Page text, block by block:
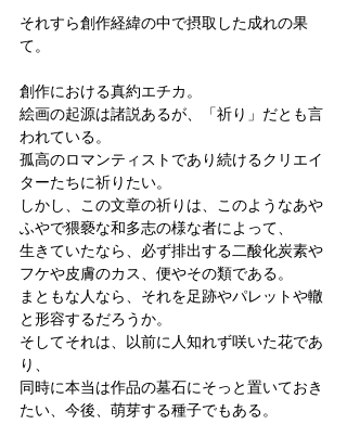
それすら創作経緯の中で摂取した成れの果
て。
創作における真約エチカ。
絵画の起源は諸説あるが、「祈り」だとも言
われている。
孤高のロマンティストであり続けるクリエイ
ターたちに祈りたい。
しかし、この文章の祈りは、このようなあや
ふやで猥褻な和多志の様な者によって、
生きていたなら、必ず排出する二酸化炭素や
フケや皮膚のカス、便やその類である。
まともな人なら、それを足跡やパレットや轍
と形容するだろうか。
そしてそれは、以前に人知れず咲いた花であ
り、
同時に本当は作品の墓石にそっと置いておき
たい、今後、萌芽する種子でもある。